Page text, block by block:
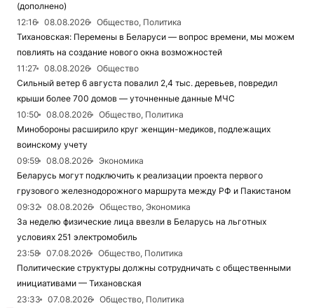
(дополнено)
12:16
08.08.2026
Общество, Политика
Тихановская: Перемены в Беларуси — вопрос времени, мы можем
повлиять на создание нового окна возможностей
11:27
08.08.2026
Общество
Сильный ветер 6 августа повалил 2,4 тыс. деревьев, повредил
крыши более 700 домов — уточненные данные МЧС
10:50
08.08.2026
Общество, Политика
Минобороны расширило круг женщин-медиков, подлежащих
воинскому учету
09:59
08.08.2026
Экономика
Беларусь могут подключить к реализации проекта первого
грузового железнодорожного маршрута между РФ и Пакистаном
09:32
08.08.2026
Общество, Экономика
За неделю физические лица ввезли в Беларусь на льготных
условиях 251 электромобиль
23:58
07.08.2026
Общество, Политика
Политические структуры должны сотрудничать с общественными
инициативами — Тихановская
23:33
07.08.2026
Общество, Политика